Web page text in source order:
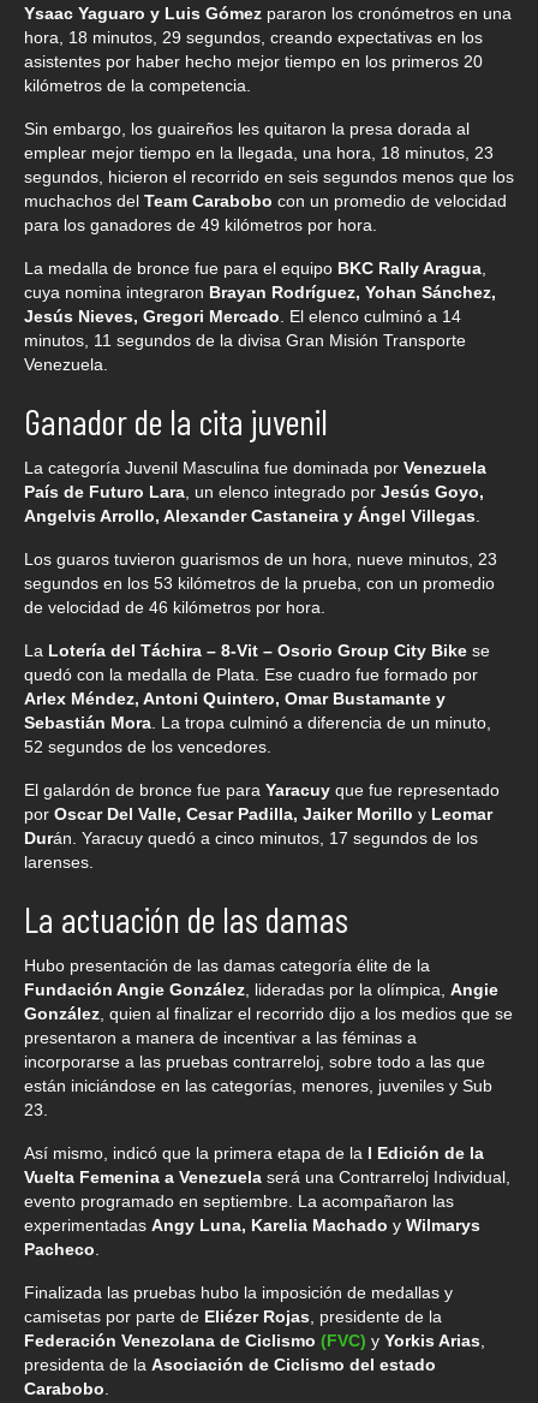
Ysaac Yaguaro y Luis Gómez pararon los cronómetros en una
hora, 18 minutos, 29 segundos, creando expectativas en los
asistentes por haber hecho mejor tiempo en los primeros 20
kilómetros de la competencia.
Sin embargo, los guaireños les quitaron la presa dorada al
emplear mejor tiempo en la llegada, una hora, 18 minutos, 23
segundos, hicieron el recorrido en seis segundos menos que los
muchachos del Team Carabobo con un promedio de velocidad
para los ganadores de 49 kilómetros por hora.
La medalla de bronce fue para el equipo BKC Rally Aragua
cuya nomina integraron Brayan Rodríguez, Yohan Sánchez,
Jesús Nieves, Gregori Mercado . El elenco culminó a 14
minutos, 11 segundos de la divisa Gran Misión Transporte
Venezuela.
Ganador de la cita juvenil
La categoría Juvenil Masculina fue dominada por Venezuela
País de Futuro Lara , un elenco integrado por Jesús Goyo,
Angelvis Arrollo, Alexander Castaneira y Ángel Villegas
Los guaros tuvieron guarismos de un hora, nueve minutos, 23
segundos en los 53 kilómetros de la prueba, con un promedio
de velocidad de 46 kilómetros por hora.
La Lotería del Táchira – 8-Vit – Osorio Group City Bike se
quedó con la medalla de Plata. Ese cuadro fue formado por
Arlex Méndez, Antoni Quintero, Omar Bustamante y
Sebastián Mora . La tropa culminó a diferencia de un minuto,
52 segundos de los vencedores.
El galardón de bronce fue para Yaracuy que fue representado
por Oscar Del Valle, Cesar Padilla, Jaiker Morillo y Leomar
Durán. Yaracuy quedó a cinco minutos, 17 segundos de los
larenses.
La actuación de las damas
Hubo presentación de las damas categoría élite de la
Fundación Angie González , lideradas por la olímpica, Angie
González , quien al finalizar el recorrido dijo a los medios que se
presentaron a manera de incentivar a las féminas a
incorporarse a las pruebas contrarreloj, sobre todo a las que
están iniciándose en las categorías, menores, juveniles y Sub
23.
Así mismo, indicó que la primera etapa de la I Edición de la
Vuelta Femenina a Venezuela será una Contrarreloj Individual,
evento programado en septiembre. La acompañaron las
experimentadas Angy Luna, Karelia Machado y Wilmarys
Pacheco
Finalizada las pruebas hubo la imposición de medallas y
camisetas por parte de Eliézer Rojas , presidente de la
Federación Venezolana de Ciclismo (FVC) y Yorkis Arias
presidenta de la Asociación de Ciclismo del estado
Carabobo